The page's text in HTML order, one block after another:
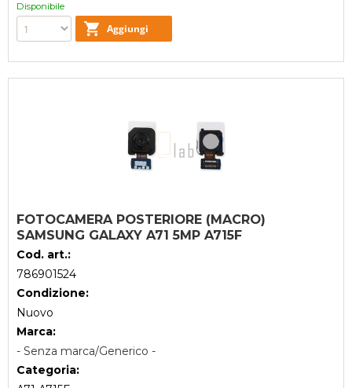
Disponibile
FOTOCAMERA POSTERIORE (MACRO)
SAMSUNG GALAXY A71 5MP A715F
Cod. art.:
786901524
Condizione:
Nuovo
Marca:
- Senza marca/Generico -
Categoria: